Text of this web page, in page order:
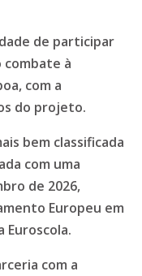
de participar
combate à
com a
do projeto.
bem classificada
com uma
de 2026,
Europeu em
Euroscola.
com a